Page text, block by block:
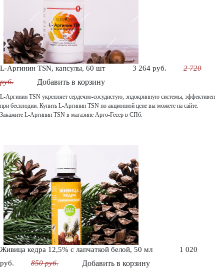
L-Аргинин TSN, капсулы, 60 шт 3 264 руб.
2 720
руб.
Добавить в корзину
L-Аргинин TSN укрепляет сердечно-сосудистую, эндокринную системы, эффективен
при бесплодии. Купить L-Аргинин TSN по акционной цене вы можете на сайте.
Закажите L-Аргинин TSN в магазине Арго-Гесер в СПб.
Живица кедра 12,5% с лапчаткой белой, 50 мл
1 020
руб.
850 руб. Добавить в корзину